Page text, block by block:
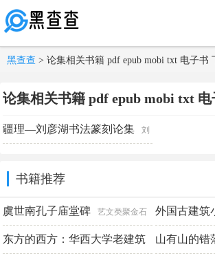
黑查查 > 论集相关书籍 pdf epub mobi txt 电子书
论集相关书籍 pdf epub mobi txt 电
疆理—刘彦湖书法篆刻论集 刘
书籍推荐
虞世南孔子庙堂碑 艺文类聚金石
书画馆
外国古建筑
东方的西方：华西大学老建筑 山有山的错